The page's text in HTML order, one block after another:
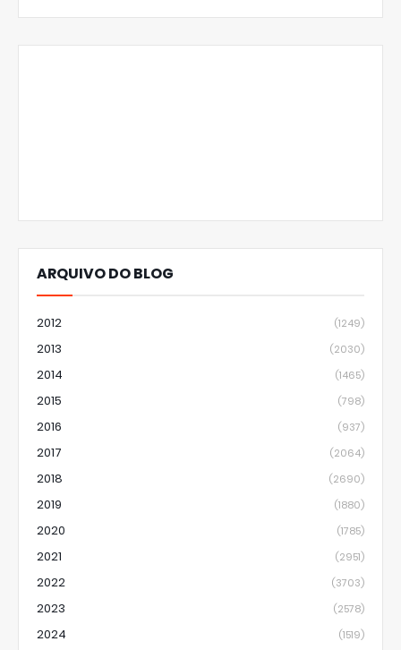
ARQUIVO DO BLOG
2012 (1249)
2013 (2030)
2014 (1465)
2015 (798)
2016 (937)
2017 (2064)
2018 (2690)
2019 (1880)
2020 (1785)
2021 (2951)
2022 (3703)
2023 (2578)
2024 (1519)